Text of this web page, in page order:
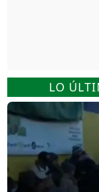
LO